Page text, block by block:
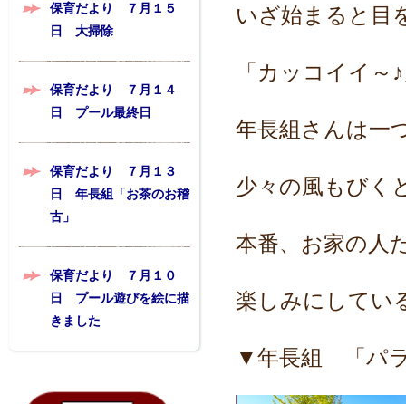
保育だより ７月１５
日 大掃除
保育だより ７月１４
日 プール最終日
保育だより ７月１３
日 年長組「お茶のお稽
古」
保育だより ７月１０
日 プール遊びを絵に描
きました
いざ始まると目
「カッコイイ
年長組さんは一
少々の風もびく
本番、お家の人
楽しみにしてい
▼年長組 「パ